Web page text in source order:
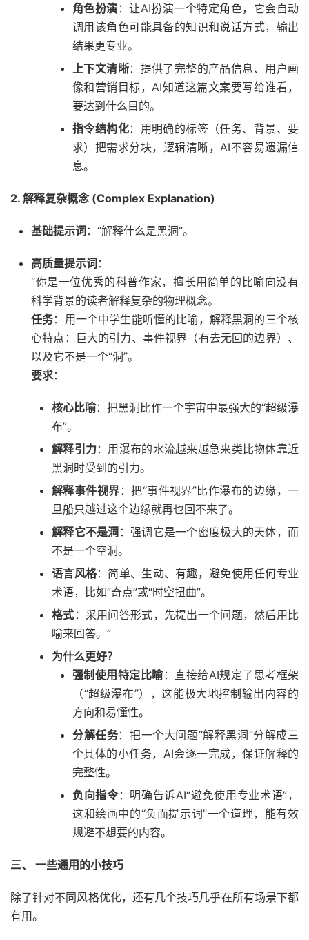
角色扮演 ：让AI扮演一个特定角色，它会自动
调用该角色可能具备的知识和说话方式，输出
结果更专业。
上下文清晰：提供了完整的产品信息、用户画
像和营销目标，AI知道这篇文案要写给谁看，
要达到什么目的。
指令结构化：用明确的标签（任务、背景、要
求）把需求分块，逻辑清晰，AI不容易遗漏信
息。
2. 解释复杂概念 (Complex Explanation)
基础提示词 ：“解释什么是黑洞”。
高质量提示词 ：
“你是一位优秀的科普作家，擅长用简单的比喻向没有
科学背景的读者解释复杂的物理概念。
任务：用一个中学生能听懂的比喻，解释黑洞的三个核
心特点：巨大的引力、事件视界（有去无回的边界）、
以及它不是一个“洞”。
要求：
核心比喻：把黑洞比作一个宇宙中最强大的“超级瀑
布”。
解释引力：用瀑布的水流越来越急来类比物体靠近
黑洞时受到的引力。
解释事件视界 ：把“事件视界”比作瀑布的边缘，一
旦船只越过这个边缘就再也回不来了。
解释它不是洞 ：强调它是一个密度极大的天体，而
不是一个空洞。
语言风格：简单、生动、有趣，避免使用任何专业
术语，比如“奇点”或“时空扭曲”。
格式 ：采用问答形式，先提出一个问题，然后用比
喻来回答。”
为什么更好？
强制使用特定比喻：直接给AI规定了思考框架
（“超级瀑布”），这能极大地控制输出内容的
方向和易懂性。
分解任务：把一个大问题“解释黑洞”分解成三
个具体的小任务，AI会逐一完成，保证解释的
完整性。
负向指令：明确告诉AI“避免使用专业术语”，
这和绘画中的“负面提示词”一个道理，能有效
规避不想要的内容。
三、 一些通用的小技巧
除了针对不同风格优化，还有几个技巧几乎在所有场景下都
有用。